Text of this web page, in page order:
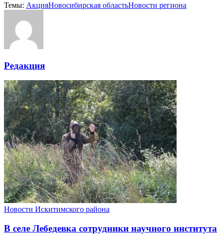
Темы: АкцияНовосибирская областьНовости региона
Редакция
Новости Искитимского района
В селе Лебедевка сотрудники научного института